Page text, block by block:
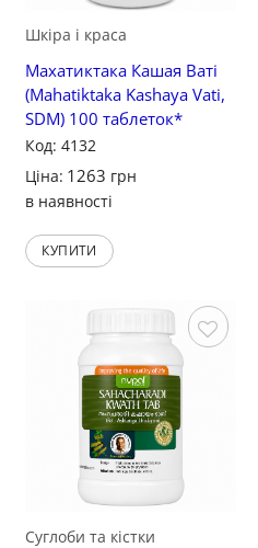
Шкіра і краса
Махатиктака Кашая Ваті
(Mahatiktaka Kashaya Vati,
SDM) 100 таблеток*
Код: 4132
Ціна: 1263 грн
в наявності
КУПИТИ
Зберегти
Суглоби та кістки